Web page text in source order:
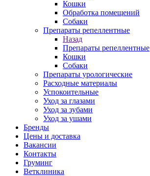
Кошки
Обработка помещений
Собаки
Препараты репеллентные
Назад
Препараты репеллентные
Кошки
Собаки
Препараты урологические
Расходные материалы
Успокоительные
Уход за глазами
Уход за зубами
Уход за ушами
Бренды
Цены и доставка
Вакансии
Контакты
Груминг
Ветклиника